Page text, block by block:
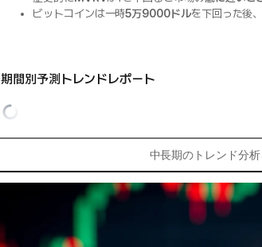
ビットコインは一時5万9000ドルを下回った後、
期間別予測トレンドレポート
中長期のトレンド分